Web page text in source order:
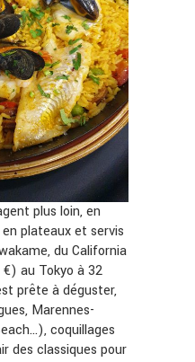
plus loin, en
plateaux et servis
du California
au Tokyo à 32
prête à déguster,
Marennes-
coquillages
des classiques pour